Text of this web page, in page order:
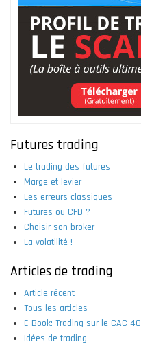
Futures trading
Le trading des futures
Marge et levier
Les erreurs classiques
Futures ou CFD ?
Choisir son broker
La volatilité !
Articles de trading
Article récent
Tous les articles
E-Book: Trading sur le CAC 40
Idées de trading